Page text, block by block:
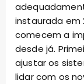
instaurada em
comecem a
desde já.
ajustar os
lidar com os